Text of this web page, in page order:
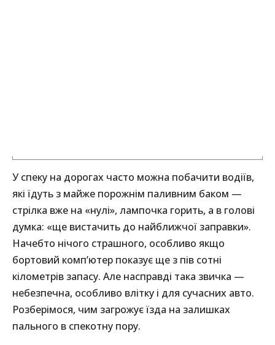
У спеку на дорогах часто можна побачити водіїв,
які їдуть з майже порожнім паливним баком —
стрілка вже на «нулі», лампочка горить, а в голові
думка: «ще вистачить до найближчої заправки».
Начебто нічого страшного, особливо якщо
бортовий комп’ютер показує ще з пів сотні
кілометрів запасу. Але насправді така звичка —
небезпечна, особливо влітку і для сучасних авто.
Розберімося, чим загрожує їзда на залишках
пального в спекотну пору.